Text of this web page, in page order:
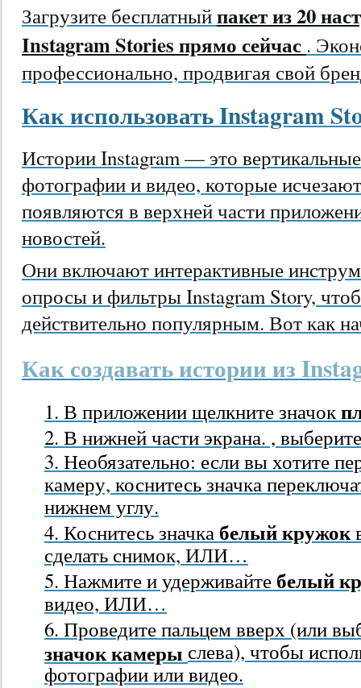
Загрузите бесплатныйпакет из 20
Instagram Stories прямо сейчас .
профессионально, продвигая свой
Как использовать Instagram
Истории Instagram — это
фотографии и видео, которые
появляются в верхней части
новостей.
Они включают интерактивные
опросы и фильтры Instagram Story,
действительно популярным. Вот как
Как создавать истории из
В приложении щелкните значок
В нижней части экрана. ,
Необязательно: если вы хотите
камеру, коснитесь значка
нижнем углу.
Коснитесь значка белый кружок
сделать снимок, ИЛИ…
Нажмите и удерживайте белый
видео, ИЛИ…
Проведите пальцем вверх (или
значок камеры слева), чтобы
фотографии или видео.